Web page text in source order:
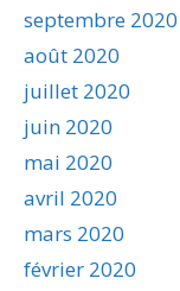
septembre 2020
août 2020
juillet 2020
juin 2020
mai 2020
avril 2020
mars 2020
février 2020